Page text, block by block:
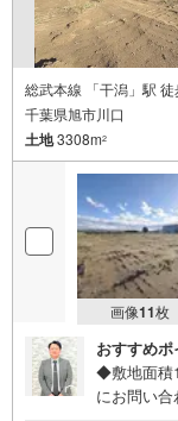
総武本線 「干潟」駅
千葉県旭市川口
土地3308m2
画像11枚
おすすめポ
◆敷地面積
にお問い